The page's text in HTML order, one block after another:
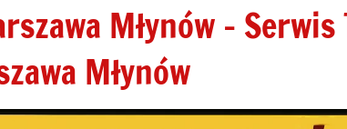
Młynów – Serwis
Młynów